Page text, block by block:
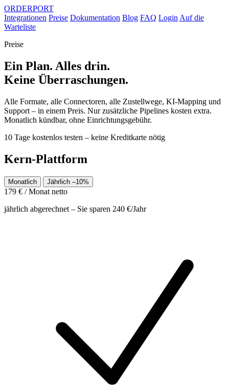
ORDERPORT
Integrationen Preise Dokumentation Blog FAQ Login Auf die
Warteliste
Preise
Ein Plan. Alles drin.
Keine Überraschungen.
Alle Formate, alle Connectoren, alle Zustellwege, KI-Mapping und
Support – in einem Preis. Nur zusätzliche Pipelines kosten extra.
Monatlich kündbar, ohne Einrichtungsgebühr.
10 Tage kostenlos testen – keine Kreditkarte nötig
Kern-Plattform
Monatlich Jährlich –10%
179 € / Monat netto
jährlich abgerechnet – Sie sparen 240 €/Jahr